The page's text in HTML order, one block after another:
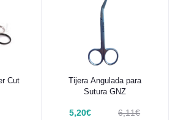
Cut
Añadir al carrito
Tijera Angulada para
Sutura GNZ
5,20€ 6,11€